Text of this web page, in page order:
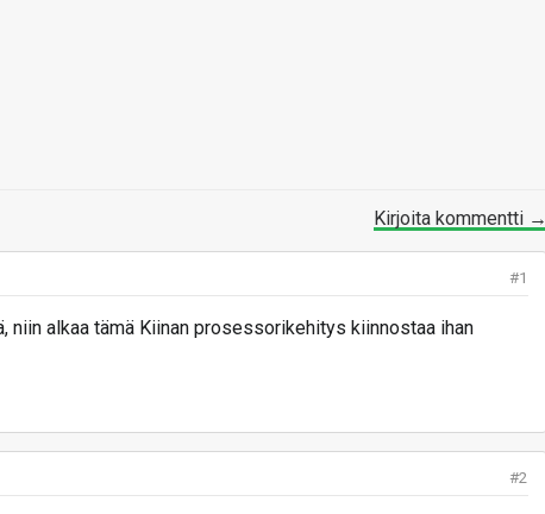
Kirjoita kommentti →
#1
niin alkaa tämä Kiinan prosessorikehitys kiinnostaa ihan
#2